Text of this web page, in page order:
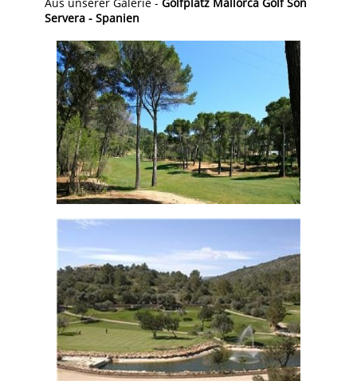
Servera - Spanien